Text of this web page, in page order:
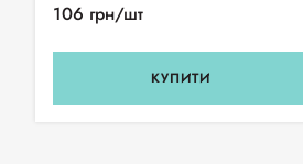
106 грн/шт
КУПИТИ